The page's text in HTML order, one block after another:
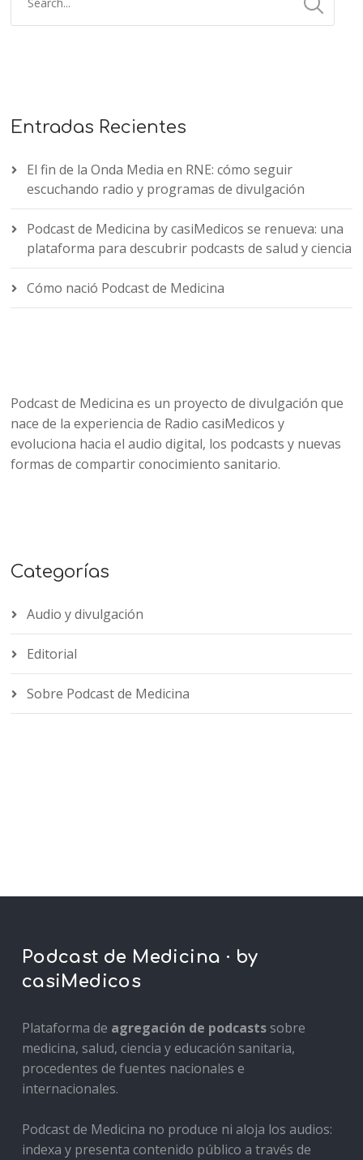
Entradas Recientes
El fin de la Onda Media en RNE: cómo seguir
escuchando radio y programas de divulgación
Podcast de Medicina by casiMedicos se renueva: una
plataforma para descubrir podcasts de salud y ciencia
Cómo nació Podcast de Medicina
Podcast de Medicina es un proyecto de divulgación que
nace de la experiencia de Radio casiMedicos y
evoluciona hacia el audio digital, los podcasts y nuevas
formas de compartir conocimiento sanitario.
Categorías
Audio y divulgación
Editorial
Sobre Podcast de Medicina
Podcast de Medicina · by
casiMedicos
Plataforma de agregación de podcastssobre
medicina, salud, ciencia y educación sanitaria,
procedentes de fuentes nacionales e
internacionales.
Podcast de Medicina no produce ni aloja los audios:
indexa y presenta contenido público a través de